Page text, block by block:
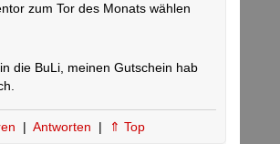
zum Tor des Monats wählen
die BuLi, meinen Gutschein hab
| Antworten | ⇑ Top